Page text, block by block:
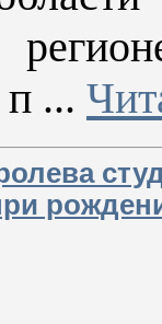
п ...